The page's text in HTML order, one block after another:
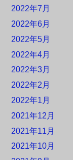
2022年7月
2022年6月
2022年5月
2022年4月
2022年3月
2022年2月
2022年1月
2021年12月
2021年11月
2021年10月